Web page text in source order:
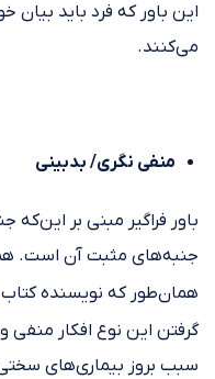
این باور که فرد باید بیان
می‌کنند.
منفی نگری/ بدبینی
باور فراگیر مبنی بر این‌که
جنبه‌های مثبت آن است.
همان‌طور که نویسنده کتاب
گرفتن این نوع افکار منفی
سبب بروز بیماری‌های